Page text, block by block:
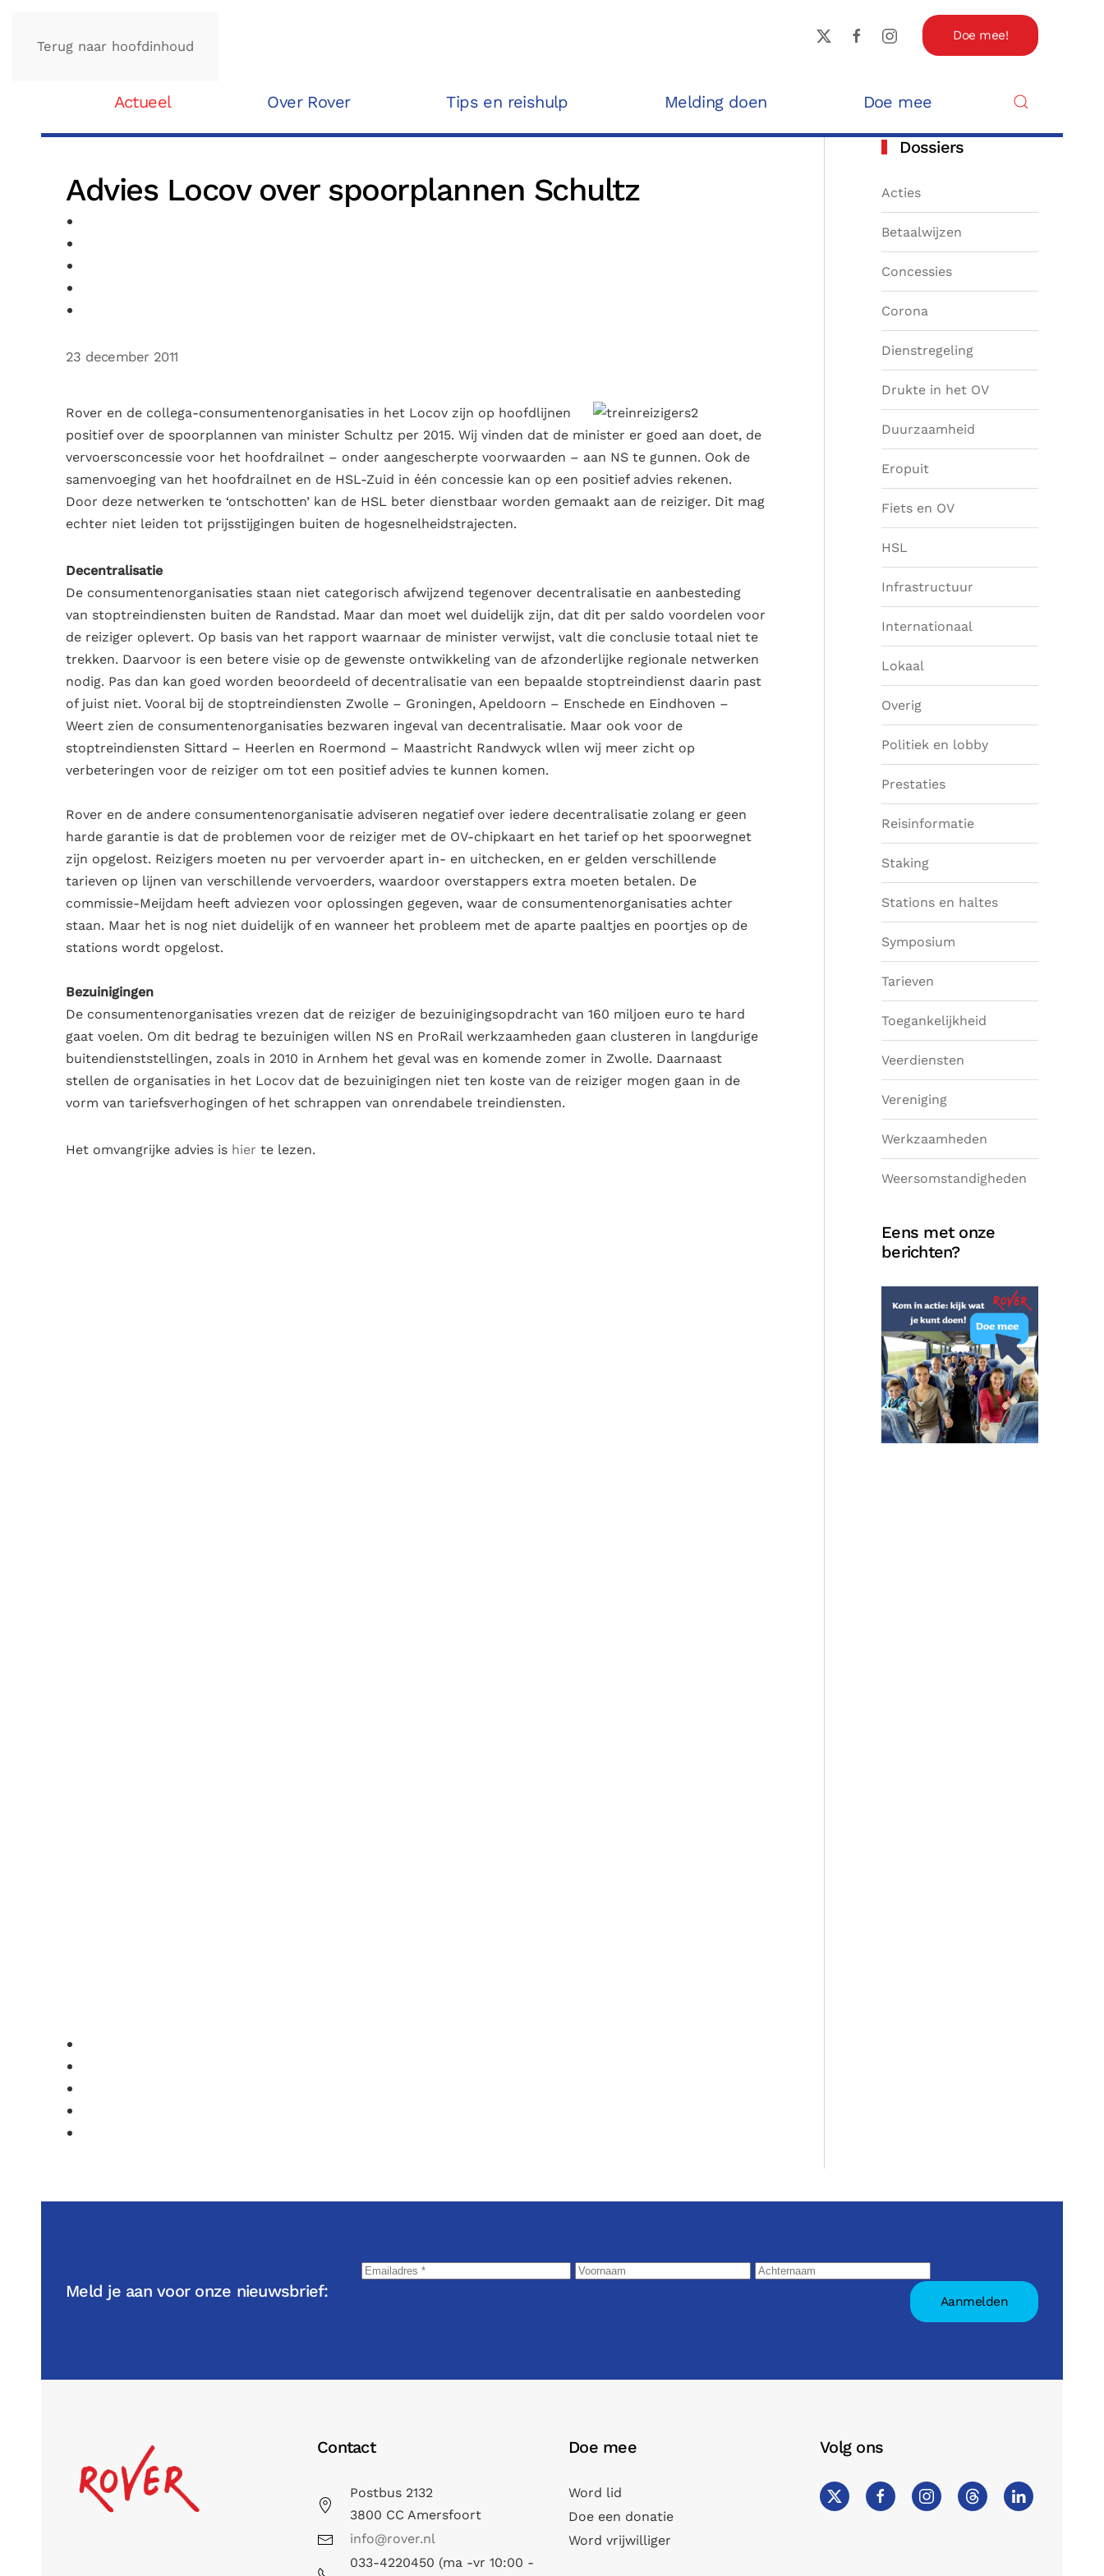
Terug naar hoofdinhoud
Doe mee!
Actueel Over Rover Tips en reishulp Melding doen Doe mee
Advies Locov over spoorplannen Schultz
23 december 2011
Rover en de collega-consumentenorganisaties in het Locov zijn op hoofdlijnen
positief over de spoorplannen van minister Schultz per 2015. Wij vinden dat de minister er goed aan doet, de
vervoersconcessie voor het hoofdrailnet – onder aangescherpte voorwaarden – aan NS te gunnen. Ook de
samenvoeging van het hoofdrailnet en de HSL-Zuid in één concessie kan op een positief advies rekenen.
Door deze netwerken te ‘ontschotten’ kan de HSL beter dienstbaar worden gemaakt aan de reiziger. Dit mag
echter niet leiden tot prijsstijgingen buiten de hogesnelheidstrajecten.
Decentralisatie
De consumentenorganisaties staan niet categorisch afwijzend tegenover decentralisatie en aanbesteding
van stoptreindiensten buiten de Randstad. Maar dan moet wel duidelijk zijn, dat dit per saldo voordelen voor
de reiziger oplevert. Op basis van het rapport waarnaar de minister verwijst, valt die conclusie totaal niet te
trekken. Daarvoor is een betere visie op de gewenste ontwikkeling van de afzonderlijke regionale netwerken
nodig. Pas dan kan goed worden beoordeeld of decentralisatie van een bepaalde stoptreindienst daarin past
of juist niet. Vooral bij de stoptreindiensten Zwolle – Groningen, Apeldoorn – Enschede en Eindhoven –
Weert zien de consumentenorganisaties bezwaren ingeval van decentralisatie. Maar ook voor de
stoptreindiensten Sittard – Heerlen en Roermond – Maastricht Randwyck wllen wij meer zicht op
verbeteringen voor de reiziger om tot een positief advies te kunnen komen.
Rover en de andere consumentenorganisatie adviseren negatief over iedere decentralisatie zolang er geen
harde garantie is dat de problemen voor de reiziger met de OV-chipkaart en het tarief op het spoorwegnet
zijn opgelost. Reizigers moeten nu per vervoerder apart in- en uitchecken, en er gelden verschillende
tarieven op lijnen van verschillende vervoerders, waardoor overstappers extra moeten betalen. De
commissie-Meijdam heeft adviezen voor oplossingen gegeven, waar de consumentenorganisaties achter
staan. Maar het is nog niet duidelijk of en wanneer het probleem met de aparte paaltjes en poortjes op de
stations wordt opgelost.
Bezuinigingen
De consumentenorganisaties vrezen dat de reiziger de bezuinigingsopdracht van 160 miljoen euro te hard
gaat voelen. Om dit bedrag te bezuinigen willen NS en ProRail werkzaamheden gaan clusteren in langdurige
buitendienststellingen, zoals in 2010 in Arnhem het geval was en komende zomer in Zwolle. Daarnaast
stellen de organisaties in het Locov dat de bezuinigingen niet ten koste van de reiziger mogen gaan in de
vorm van tariefsverhogingen of het schrappen van onrendabele treindiensten.
Het omvangrijke advies is hier te lezen.
Dossiers
Acties
Betaalwijzen
Concessies
Corona
Dienstregeling
Drukte in het OV
Duurzaamheid
Eropuit
Fiets en OV
HSL
Infrastructuur
Internationaal
Lokaal
Overig
Politiek en lobby
Prestaties
Reisinformatie
Staking
Stations en haltes
Symposium
Tarieven
Toegankelijkheid
Veerdiensten
Vereniging
Werkzaamheden
Weersomstandigheden
Eens met onze
berichten?
Meld je aan voor onze nieuwsbrief:
Contact
Postbus 2132
3800 CC Amersfoort
info@rover.nl
033-4220450 (ma -vr 10:00 -
Doe mee
Word lid
Doe een donatie
Word vrijwilliger
Volg ons